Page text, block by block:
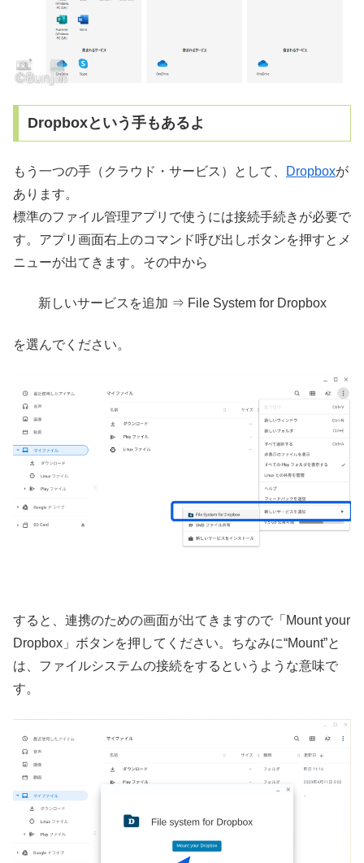
Dropboxという手もあるよ
もう一つの手（クラウド・サービス）として、 Dropboxが
あります。
標準のファイル管理アプリで使うには接続手続きが必要で
す。アプリ画面右上のコマンド呼び出しボタンを押すとメ
ニューが出てきます。その中から
新しいサービスを追加 ⇒ File System for Dropbox
を選んでください。
すると、連携のための画面が出てきますので「Mount your
Dropbox」ボタンを押してください。ちなみに“Mount”と
は、ファイルシステムの接続をするというような意味で
す。